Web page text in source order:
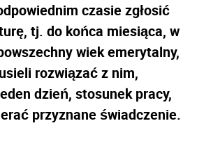
czasie zgłosić
tj. do końca miesiąca, w
wiek emerytalny,
rozwiązać z nim,
dzień, stosunek pracy,
przyznane świadczenie.